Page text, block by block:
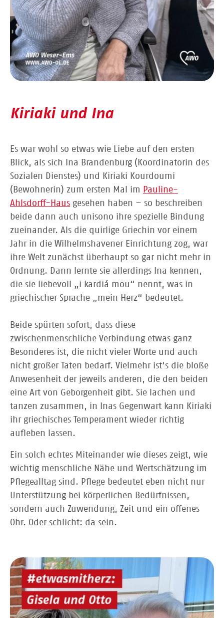
Kiriaki und Ina
Es war wohl so etwas wie Liebe auf den ersten
Blick, als sich Ina Brandenburg (Koordinatorin des
Sozialen Dienstes) und Kiriaki Kourdoumi
(Bewohnerin) zum ersten Mal im Pauline-
Ahlsdorff-Haus gesehen haben – so beschreiben
beide dann auch unisono ihre spezielle Bindung
zueinander. Als die quirlige Griechin vor einem
Jahr in die Wilhelmshavener Einrichtung zog, war
ihre Welt zunächst überhaupt so gar nicht mehr in
Ordnung. Dann lernte sie allerdings Ina kennen,
die sie liebevoll „i kardiá mou“ nennt, was in
griechischer Sprache „mein Herz“ bedeutet.
Beide spürten sofort, dass diese
zwischenmenschliche Verbindung etwas ganz
Besonderes ist, die nicht vieler Worte und auch
nicht großer Taten bedarf. Vielmehr ist‘s die bloße
Anwesenheit der jeweils anderen, die den beiden
eine Art von Geborgenheit gibt. Sie lachen und
tanzen zusammen, in Inas Gegenwart kann Kiriaki
ihr griechisches Temperament wieder richtig
aufleben lassen.
Ein solch echtes Miteinander wie dieses zeigt, wie
wichtig menschliche Nähe und Wertschätzung im
Pflegealltag sind. Pflege bedeutet eben nicht nur
Unterstützung bei körperlichen Bedürfnissen,
sondern auch Zuwendung, Zeit und ein offenes
Ohr. Oder schlicht: da sein.